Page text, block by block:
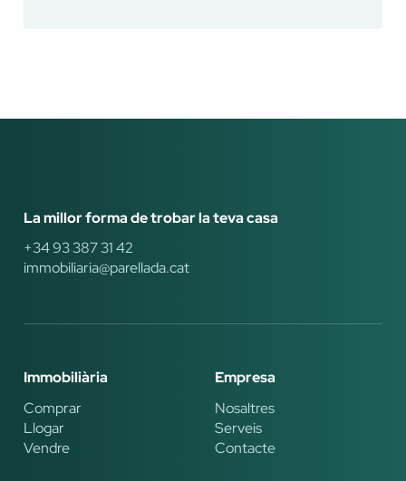
La millor forma de trobar la teva casa
+34 93 387 31 42
immobiliaria@parellada.cat
Immobiliària
Comprar
Llogar
Vendre
Empresa
Nosaltres
Serveis
Contacte